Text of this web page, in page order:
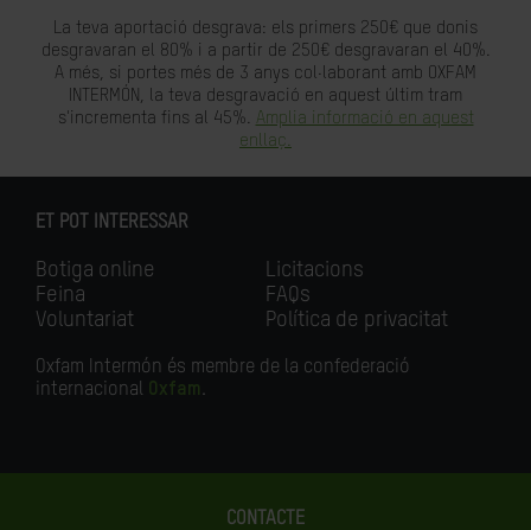
La teva aportació desgrava: els primers 250€ que donis
desgravaran el 80% i a partir de 250€ desgravaran el 40%.
A més, si portes més de 3 anys col·laborant amb OXFAM
INTERMÓN, la teva desgravació en aquest últim tram
s'incrementa fins al 45%. Amplia informació en aquest
enllaç.
ET POT INTERESSAR
Botiga online
Feina
Voluntariat
Licitacions
FAQs
Política de privacitat
Oxfam Intermón és membre de la confederació
internacional Oxfam.
CONTACTE